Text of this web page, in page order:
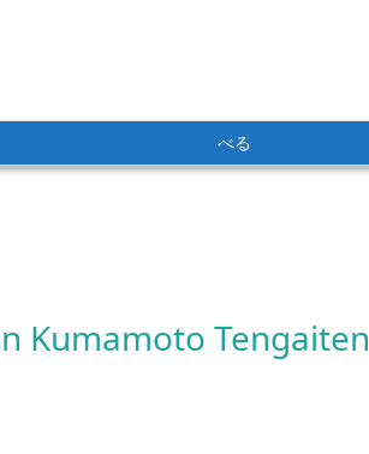
べる
Kumamoto Tengaiten